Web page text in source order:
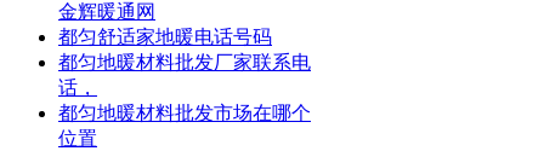
金辉暖通网
都匀舒适家地暖电话号码
都匀地暖材料批发厂家联系电
话，
都匀地暖材料批发市场在哪个
位置